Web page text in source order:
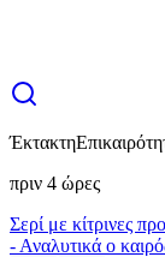
Έκτακτη
πριν 4 ώρες
Σερί με κίτρινες
- Αναλυτικά ο